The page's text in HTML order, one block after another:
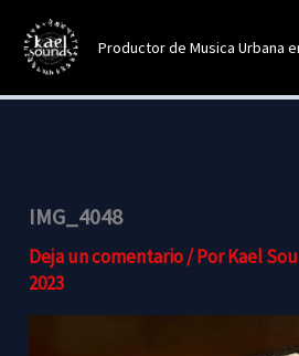
contenido
Productor de Musica Urbana
IMG_4048
Deja un comentario/ PorKael
2023